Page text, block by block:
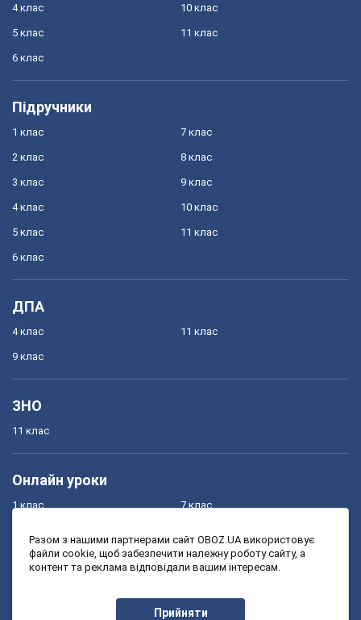
4 клас
5 клас
6 клас
10 клас
11 клас
Підручники
1 клас
2 клас
3 клас
4 клас
5 клас
6 клас
7 клас
8 клас
9 клас
10 клас
11 клас
ДПА
4 клас
9 клас
11 клас
ЗНО
11 клас
Онлайн уроки
1 клас
3 клас
7 клас
9 клас
Разом з нашими партнерами сайт OBOZ.UA використовує
файли cookie, щоб забезпечити належну роботу сайту, а
контент та реклама відповідали вашим інтересам.
Прийняти